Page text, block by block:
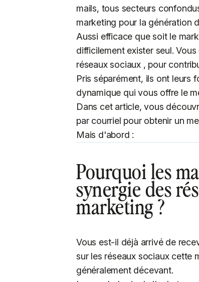
mails, tous secteurs
marketing pour la génération
Aussi efficace que soit le
difficilement exister seul.
réseaux sociaux , pour
Pris séparément, ils ont leurs
dynamique qui vous offre le
Dans cet article, vous
par courriel pour obtenir un
Mais d'abord :
Pourquoi les
synergie des
marketing ?
Vous est-il déjà arrivé de
sur les réseaux sociaux cette
généralement décevant.